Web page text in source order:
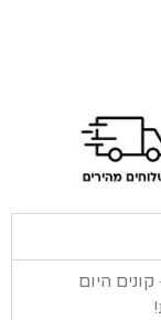
היום